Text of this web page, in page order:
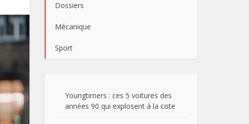
Dossiers
Mécanique
Sport
Youngtimers : ces 5 voitures des
années 90 qui explosent à la cote